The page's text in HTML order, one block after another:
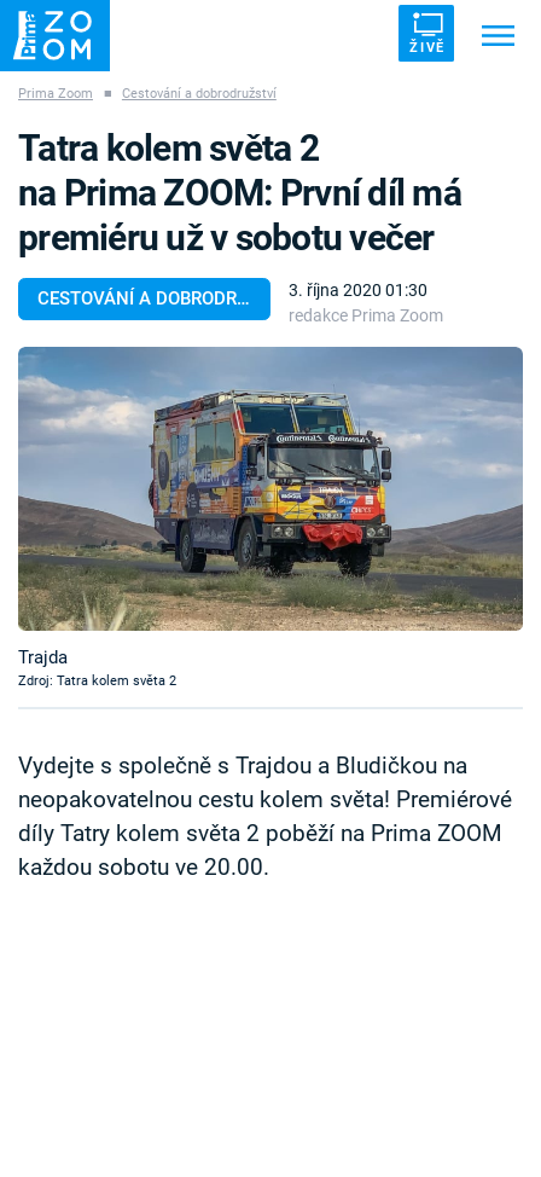
ŽIVĚ
ZÁHADY VETŘELCI DÁVNOVĚKU
Témata
Témata
Pořady
TV Program
Časopis
Sledujte prima+
Sledujte nás
Prima Zoom ■ Cestování a dobrodružství
CESTOVÁNÍ A DOBRODRUŽSTVÍ
3. října 2020 01:30
redakce Prima Zoom
Tatra kolem světa 2
na Prima ZOOM: První díl má
premiéru už v sobotu večer
Trajda
Zdroj: Tatra kolem světa 2
Vydejte s společně s Trajdou a Bludičkou na
neopakovatelnou cestu kolem světa! Premiérové
díly Tatry kolem světa 2 poběží na Prima ZOOM
každou sobotu ve 20.00.